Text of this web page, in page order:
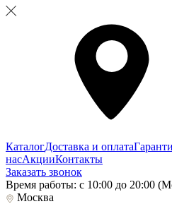
КаталогДоставка и оплата
насАкцииКонтакты
Заказать звонок
Время работы: с 10:00 до 20:00
Москва